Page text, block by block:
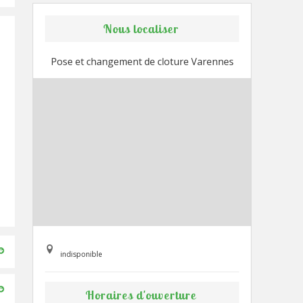
Nous localiser
Pose et changement de cloture Varennes
indisponible
Horaires d'ouverture